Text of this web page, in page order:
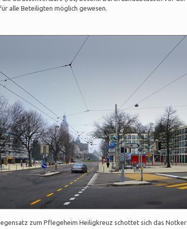
alle Beteiligten möglich gewesen.
zum Pflegeheim Heiligkreuz schottet sich das